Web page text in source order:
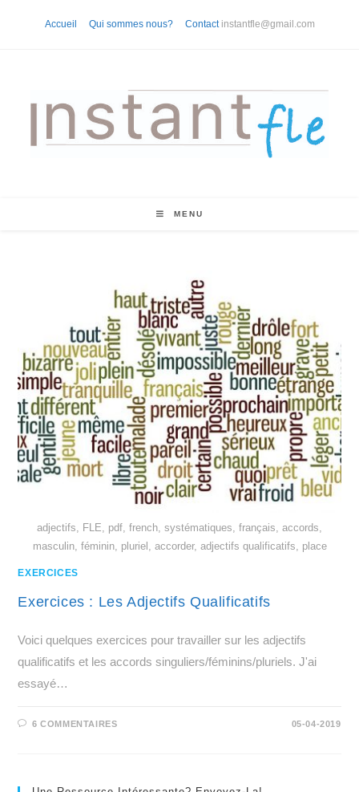
Accueil Qui sommes nous? Contact instantfle@gmail.com
MENU
adjectifs, FLE, pdf, french, systématiques, français, accords,
masculin, féminin, pluriel, accorder, adjectifs qualificatifs, place
EXERCICES
Exercices : Les Adjectifs Qualificatifs
Voici quelques exercices pour travailler sur les adjectifs
qualificatifs et les accords singuliers/féminins/pluriels. J'ai
essayé…
6 COMMENTAIRES 05-04-2019